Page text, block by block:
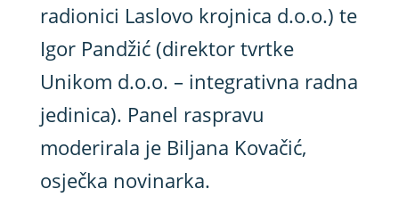
radionici Laslovo krojnica d.o.o.) te
Igor Pandžić (direktor tvrtke
Unikom d.o.o. – integrativna radna
jedinica). Panel raspravu
moderirala je Biljana Kovačić,
osječka novinarka.